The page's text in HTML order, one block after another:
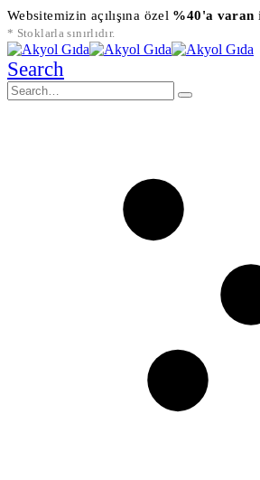
Websitemizin açılışına özel %40'a varan
* Stoklarla sınırlıdır.
Search